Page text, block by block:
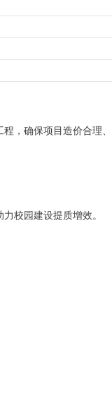
程，确保项目造价合
校园建设提质增效。